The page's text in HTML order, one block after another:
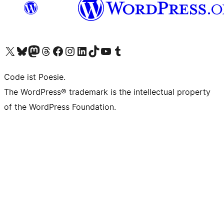
Das X-Konto (früher Twitter) von WordPress.org besuchen
Das Bluesky-Konto von WordPress.org besuchen
Das Mastodon-Konto von WordPress.org besuchen
Das Threads-Konto von WordPress.org besuchen
Die Facebook-Seite von WordPress.org besuchen
Das Instagram-Konto von WordPress.org besuchen
Das LinkedIn-Konto von WordPress.org besuchen
Das TikTok-Konto von WordPress.org besuchen
Den YouTube-Kanal von WordPress.org besuchen
Das Tumblr-Konto von WordPress.org besuchen
Code ist Poesie.
The WordPress® trademark is the intellectual property
of the WordPress Foundation.